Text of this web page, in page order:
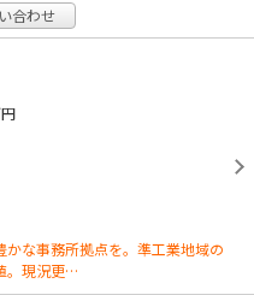
合わせ
な事務所拠点を。準工業地域の
。現況更…